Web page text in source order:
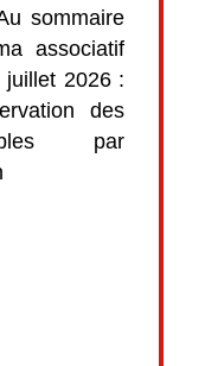
sommaire
associatif
2026 :
des
par